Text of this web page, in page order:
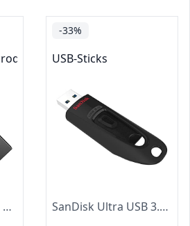
mit Umwelt-Label
SANDISK Ultra Dual Drive Go USB Type-C & Type A, 128 GB (Android Smartphone Speicher, USB Type-C & Type-A-Anschluss, 400 MB/s Lesegeschwindigkeit, Nutzung als Schlüsselanhänger möglich) Schwarz
-33%
USB-Sticks
SanDisk Ultra USB 3.0 Flash-Laufwerk 256 GB (SecureAccess Software, Passwortschutz, Übertragungsgeschwindigkeit von bis zu 130 MB/s) Schwarz